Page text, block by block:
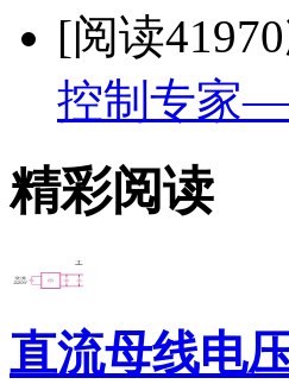
[阅读
控制专家
精彩阅读
直流母线电